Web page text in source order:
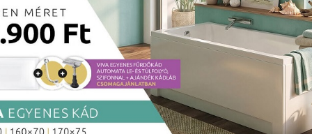
Ferro Algeo falsík alatti
mosdócsaptelep 18 cm-es kifolyóval,
belső egységgel együtt, króm